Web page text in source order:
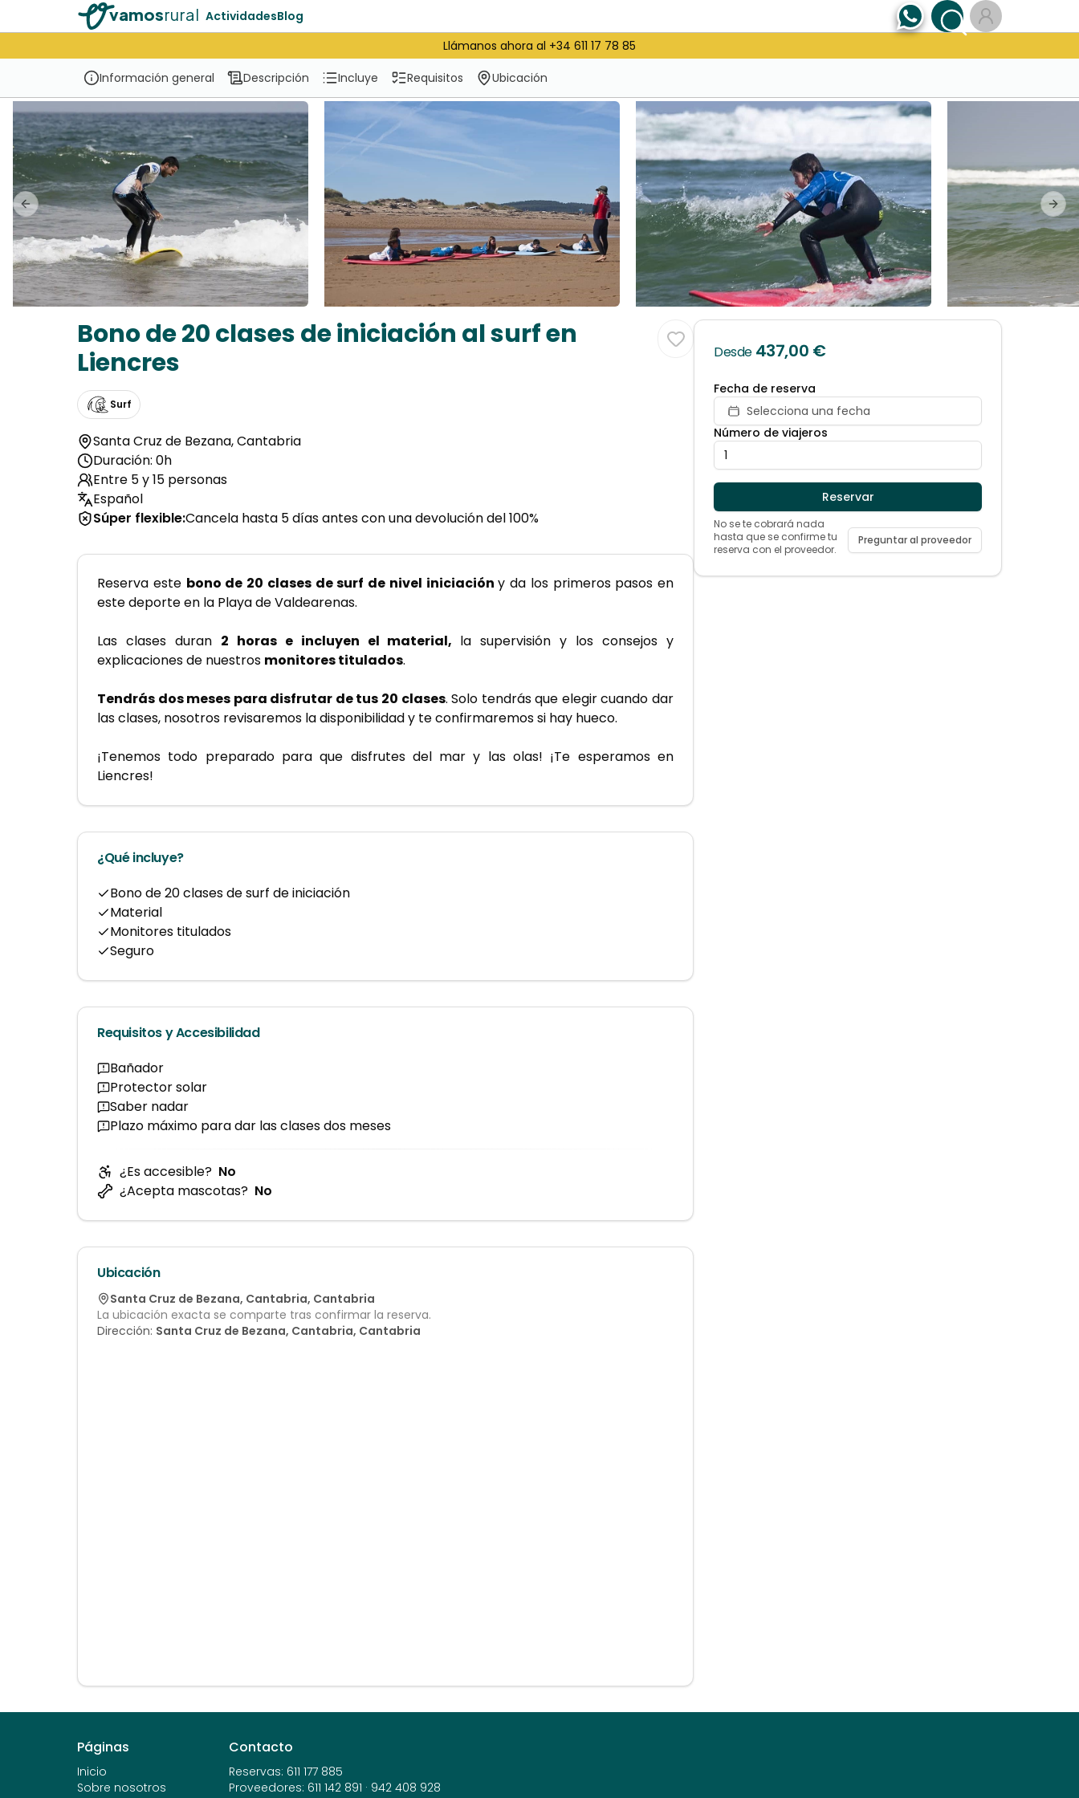
vamosrural ActividadesBlog
Llámanos ahora al +34 611 17 78 85
Información general
Descripción Incluye Requisitos Ubicación
Previous slide
Bono de 20 clases de iniciación al surf en
Liencres
Surf
Santa Cruz de Bezana,Cantabria
Duración: 0h
Entre 5 y 15 personas
Español
Súper flexible:Cancela hasta 5 días antes con una devolución del 100%
Reserva este bono de 20 clases de surf de nivel iniciación y da los primeros pasos en
este deporte en la Playa de Valdearenas.
Las clases duran 2 horas e incluyen el material, la supervisión y los consejos y
explicaciones de nuestros monitores titulados.
Tendrás dos meses para disfrutar de tus 20 clases. Solo tendrás que elegir cuando dar
las clases, nosotros revisaremos la disponibilidad y te confirmaremos si hay hueco.
¡Tenemos todo preparado para que disfrutes del mar y las olas! ¡Te esperamos en
Liencres!
¿Qué incluye?
Bono de 20 clases de surf de iniciación
Material
Monitores titulados
Seguro
Requisitos y Accesibilidad
Bañador
Protector solar
Saber nadar
Plazo máximo para dar las clases dos meses
¿Es accesible? No
¿Acepta mascotas? No
Ubicación
Santa Cruz de Bezana, Cantabria, Cantabria
La ubicación exacta se comparte tras confirmar la reserva.
Dirección: Santa Cruz de Bezana, Cantabria, Cantabria
Desde 437,00 €
Fecha de reserva
Selecciona una fecha
Número de viajeros
Reservar
No se te cobrará nada
hasta que se confirme tu
reserva con el proveedor.
Preguntar al proveedor
Páginas
Inicio
Sobre nosotros
Contacto
Reservas: 611 177 885
Proveedores: 611 142 891 · 942 408 928